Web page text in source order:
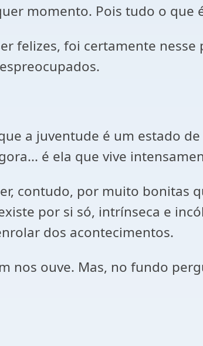
momento. Pois tudo o que
felizes, foi certamente
a juventude é um estado
é ela que vive
contudo, por muito bonitas
por si só, intrínseca e
dos acontecimentos.
nos ouve. Mas, no fundo